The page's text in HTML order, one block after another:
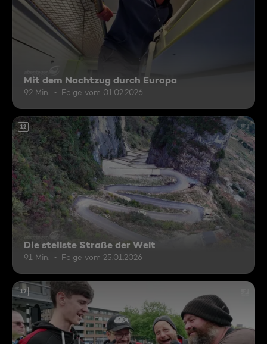
Mit dem Nachtzug durch Europa
92 Min. Folge vom 01.02.2026
12
Die steilste Straße der Welt
91 Min. Folge vom 25.01.2026
12